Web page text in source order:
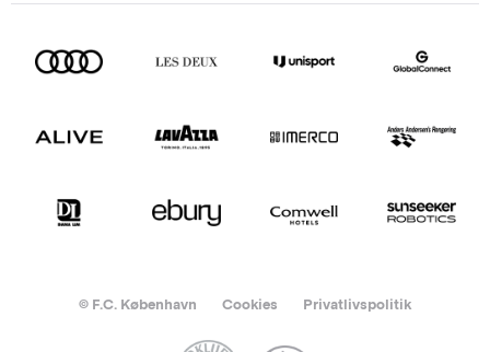
© F.C. København Cookies Privatlivspolitik